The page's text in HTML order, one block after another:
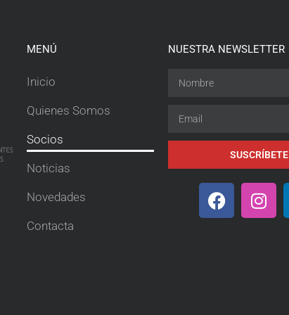
MENÚ
Inicio
Quienes Somos
Socios
Noticias
Novedades
Contacta
NUESTRA NEWSLETTER
SUSCRÍBETE